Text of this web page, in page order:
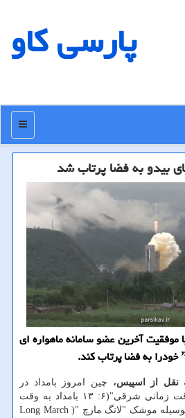
پارسی كاو
منو
بیدو به فضا پرتاب شد
آخرین عضو سامانه ماهواره ای
نقل از اسپیس، چین امروز بامداد در
ساعت " ۹: ۴۳ p.m به وقت زمانی شرقی"(۶: ۱۳ بامداد به وقت
تهران) ماهواره " بیدو" را بوسیله موشک "لانگ مارچ "( Long March